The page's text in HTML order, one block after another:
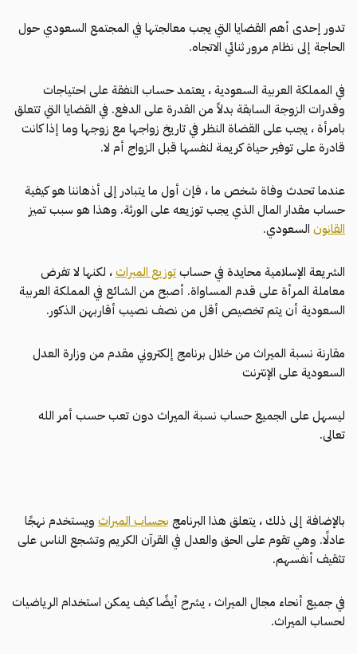
تدور إحدى أهم القضايا التي يجب معالجتها في المجتمع السعودي حول
الحاجة إلى نظام مرور ثنائي الاتجاه.
في المملكة العربية السعودية ، يعتمد حساب النفقة على احتياجات
وقدرات الزوجة السابقة بدلاً من القدرة على الدفع. في القضايا التي تتعلق
بامرأة ، يجب على القضاة النظر في تاريخ زواجها مع زوجها وما إذا كانت
قادرة على توفير حياة كريمة لنفسها قبل الزواج أم لا.
عندما تحدث وفاة شخص ما ، فإن أول ما يتبادر إلى أذهاننا هو كيفية
حساب مقدار المال الذي يجب توزيعه على الورثة. وهذا هو سبب تميز
القانون السعودي.
الشريعة الإسلامية محايدة في حسابتوزيع الميراث، لكنها لا تفرض
معاملة المرأة على قدم المساواة. أصبح من الشائع في المملكة العربية
السعودية أن يتم تخصيص أقل من نصف نصيب أقاربهن الذكور.
مقارنة نسبة الميراث من خلال برنامج إلكتروني مقدم من وزارة العدل
السعودية على الإنترنت
ليسهل على الجميع حساب نسبة الميراث دون تعب حسب أمر الله
تعالى.
بالإضافة إلى ذلك ، يتعلق هذا البرنامج بحساب الميراث ويستخدم نهجًا
عادلًا. وهي تقوم على الحق والعدل في القرآن الكريم وتشجع الناس على
تثقيف أنفسهم.
في جميع أنحاء مجال الميراث ، يشرح أيضًا كيف يمكن استخدام الرياضيات
لحساب الميراث.